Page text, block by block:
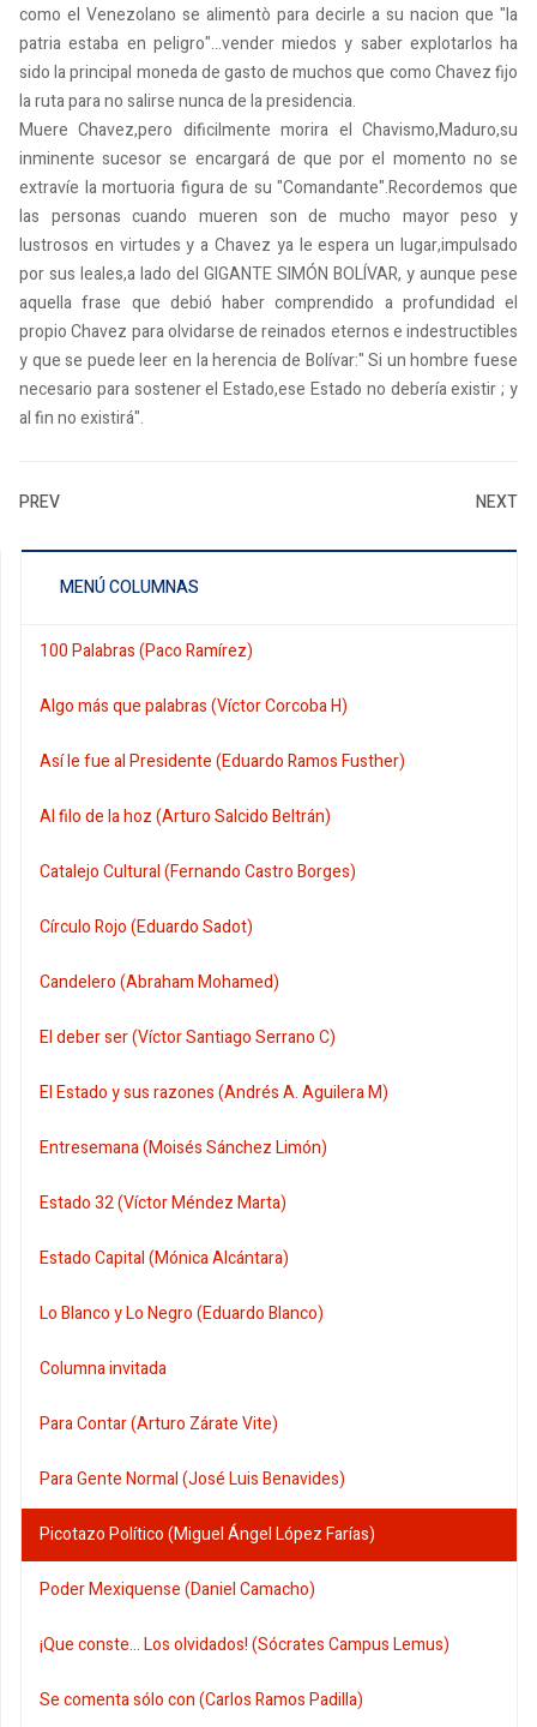
como el Venezolano se alimentò para decirle a su nacion que "la
patria estaba en peligro"...vender miedos y saber explotarlos ha
sido la principal moneda de gasto de muchos que como Chavez fijo
la ruta para no salirse nunca de la presidencia.
Muere Chavez,pero dificilmente morira el Chavismo,Maduro,su
inminente sucesor se encargará de que por el momento no se
extravíe la mortuoria figura de su "Comandante".Recordemos que
las personas cuando mueren son de mucho mayor peso y
lustrosos en virtudes y a Chavez ya le espera un lugar,impulsado
por sus leales,a lado del GIGANTE SIMÓN BOLÍVAR, y aunque pese
aquella frase que debió haber comprendido a profundidad el
propio Chavez para olvidarse de reinados eternos e indestructibles
y que se puede leer en la herencia de Bolívar:" Si un hombre fuese
necesario para sostener el Estado,ese Estado no debería existir ; y
al fin no existirá".
PREV NEXT
MENÚ COLUMNAS
100 Palabras (Paco Ramírez)
Algo más que palabras (Víctor Corcoba H)
Así le fue al Presidente (Eduardo Ramos Fusther)
Al filo de la hoz (Arturo Salcido Beltrán)
Catalejo Cultural (Fernando Castro Borges)
Círculo Rojo (Eduardo Sadot)
Candelero (Abraham Mohamed)
El deber ser (Víctor Santiago Serrano C)
El Estado y sus razones (Andrés A. Aguilera M)
Entresemana (Moisés Sánchez Limón)
Estado 32 (Víctor Méndez Marta)
Estado Capital (Mónica Alcántara)
Lo Blanco y Lo Negro (Eduardo Blanco)
Columna invitada
Para Contar (Arturo Zárate Vite)
Para Gente Normal (José Luis Benavides)
Picotazo Político (Miguel Ángel López Farías)
Poder Mexiquense (Daniel Camacho)
¡Que conste... Los olvidados! (Sócrates Campus Lemus)
Se comenta sólo con (Carlos Ramos Padilla)